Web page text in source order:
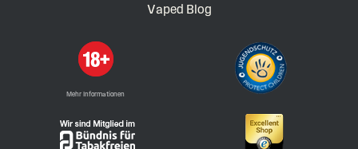
Vaped Blog
Mehr Informationen